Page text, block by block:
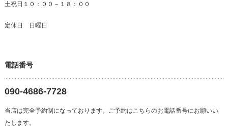
土祝日１０：００－１８：００
定休日 日曜日
電話番号
090-4686-7728
当店は完全予約制になっております。ご予約はこちらのお電話番号にお願いい
たします。